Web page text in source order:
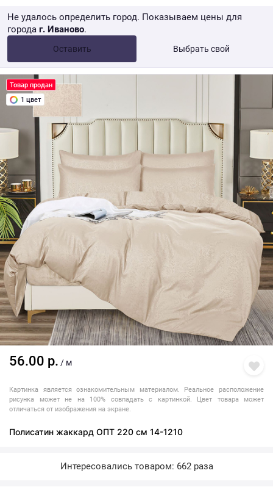
Не удалось определить город. Показываем цены для
города г. Иваново.
Оставить Выбрать свой
от 10 000 ₽ Розница → WB
Товар продан
1 цвет
56.00 р. / м
Картинка является ознакомительным материалом. Реальное расположение
рисунка может не на 100% совпадать с картинкой. Цвет товара может
отличаться от изображения на экране.
Полисатин жаккард ОПТ 220 см 14-1210
Интересовались товаром: 662 раза